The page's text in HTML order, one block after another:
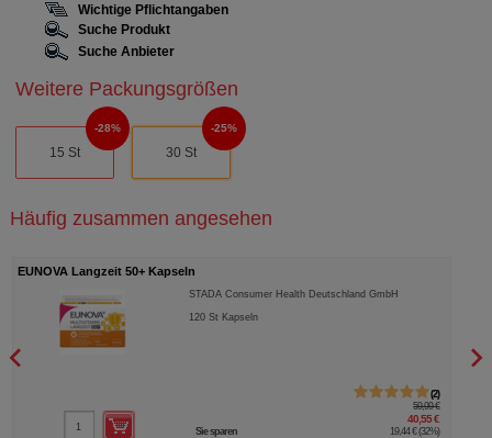
Wichtige Pflichtangaben
Suche Produkt
Suche Anbieter
Weitere Packungsgrößen
15 St
28%
30 St
25%
Häufig zusammen angesehen
EUNOVA Langzeit 50+ Kapseln
STADA Consumer Health Deutschland GmbH
120St Kapseln
2
59,99 €
40,55 €
Sie sparen 19,44 € (32%)